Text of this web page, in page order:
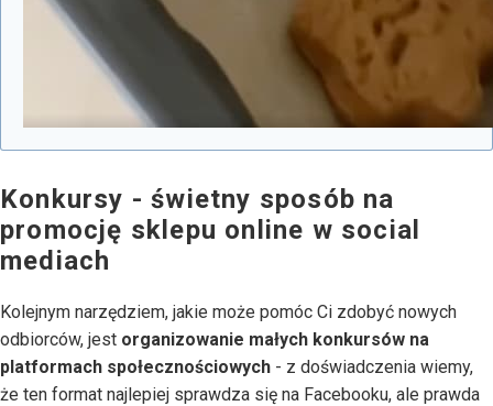
Konkursy - świetny sposób na
promocję sklepu online w social
mediach
Kolejnym narzędziem, jakie może pomóc Ci zdobyć nowych
odbiorców, jest organizowanie małych konkursów na
platformach społecznościowych - z doświadczenia wiemy,
że ten format najlepiej sprawdza się na Facebooku, ale prawda